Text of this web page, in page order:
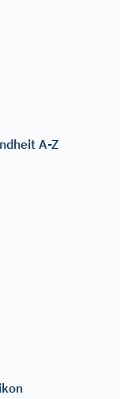
A-Z